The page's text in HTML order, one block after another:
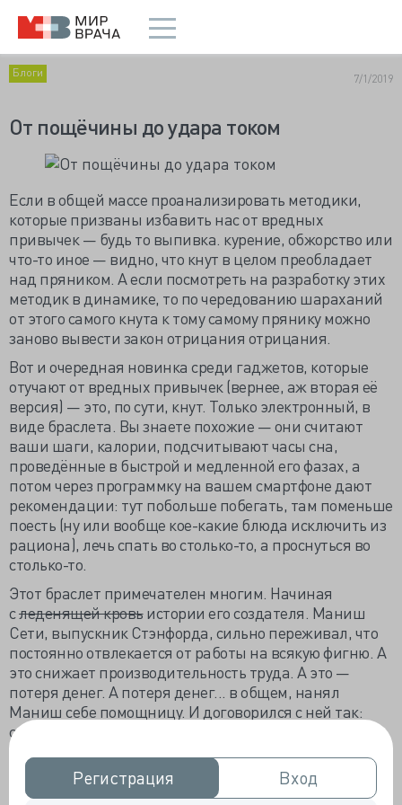
Регистрация
Регистрация Вход
Вход
Блоги 7/1/2019
От пощёчины до удара током
Если в общей массе проанализировать методики,
которые призваны избавить нас от вредных
привычек — будь то выпивка. курение, обжорство или
что-то иное — видно, что кнут в целом преобладает
над пряником. А если посмотреть на разработку этих
методик в динамике, то по чередованию шараханий
от этого самого кнута к тому самому прянику можно
заново вывести закон отрицания отрицания.
Вот и очередная новинка среди гаджетов, которые
отучают от вредных привычек (вернее, аж вторая её
версия) — это, по сути, кнут. Только электронный, в
виде браслета. Вы знаете похожие — они считают
ваши шаги, калории, подсчитывают часы сна,
проведённые в быстрой и медленной его фазах, а
потом через программку на вашем смартфоне дают
рекомендации: тут побольше побегать, там поменьше
поесть (ну или вообще кое-какие блюда исключить из
рациона), лечь спать во столько-то, а проснуться во
столько-то.
Этот браслет примечателен многим. Начиная
следенящей кровьистории его создателя. Маниш
Сети, выпускник Стэнфорда, сильно переживал, что
постоянно отвлекается от работы на всякую фигню. А
это снижает производительность труда. А это —
потеря денег. А потеря денег... в общем, нанял
Маниш себе помощницу. И договорился с ней так:
стоит парню отвлкечься от работы — она подходит и
тут же лепит ему пощёчину. Вот уж не знаю, долго ли
пришлось ему уговаривать даму (может, и вовсе отбоя
от желающих не было) и как они составляли договор,